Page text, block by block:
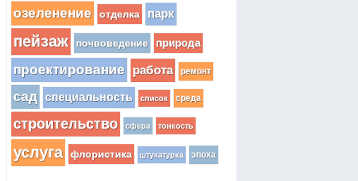
озеленение отделка парк
пейзаж почвоведение природа
проектирование работа ремонт
сад специальность список среда
строительство сфера тонкость
услуга флористика штукатурка эпоха